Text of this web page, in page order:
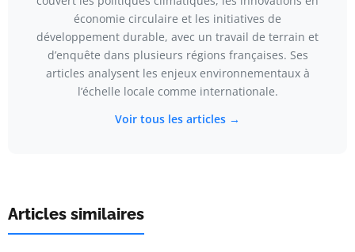
économie circulaire et les initiatives de
développement durable, avec un travail de terrain et
d’enquête dans plusieurs régions françaises. Ses
articles analysent les enjeux environnementaux à
l’échelle locale comme internationale.
Voir tous les articles →
Articles similaires